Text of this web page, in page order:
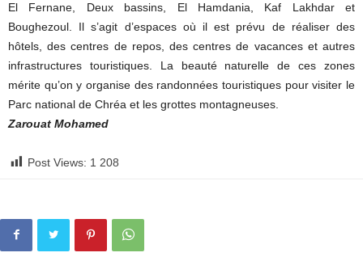
El Fernane, Deux bassins, El Hamdania, Kaf Lakhdar et
Boughezoul. Il s’agit d’espaces où il est prévu de réaliser des
hôtels, des centres de repos, des centres de vacances et autres
infrastructures touristiques. La beauté naturelle de ces zones
mérite qu’on y organise des randonnées touristiques pour visiter le
Parc national de Chréa et les grottes montagneuses.
Zarouat Mohamed
Post Views: 1 208